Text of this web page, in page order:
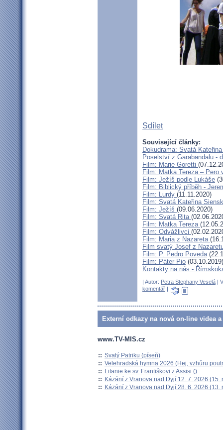
Sdílet
Související články:
Dokudrama: Svatá
Poselství z Garabandalu -
Film: Marie Goretti
Film: Matka Tereza – Pero
Film: Ježíš podle Lukáše
Film: Biblický příběh -
Film: Lurdy (11.11.2020)
Film: Svatá Kateřina
Film: Ježíš (09.06.2020)
Film: Svatá Rita
Film: Matka Tereza
Film: Odvážlivci
Film: Maria z Nazareta
Film svatý Josef z
Film: P. Pedro Poveda
Film: Páter Pio (03.10.2019)
Kontakty na nás -
| Autor: Petra Stephany Veselá |
komentář |
Externí odkazy na nová on-line videa
www.TV-MIS.cz
:: Svatý Patriku (píseň)
:: Velehradská hymna 2026 (Hej, vzhůru
:: Litanie ke sv. Františkovi z Assisi ()
:: Kázání z Vranova nad Dyjí 12. 7. 2026 (15.
:: Kázání z Vranova nad Dyjí 28. 6. 2026 (13.